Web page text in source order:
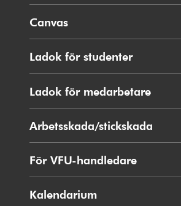
Canvas
Ladok för studenterÖppnas
i
fönster
Ladok för medarbetare
i
fönster
Arbetsskada/stickskada
För VFU-handledare
Kalendarium